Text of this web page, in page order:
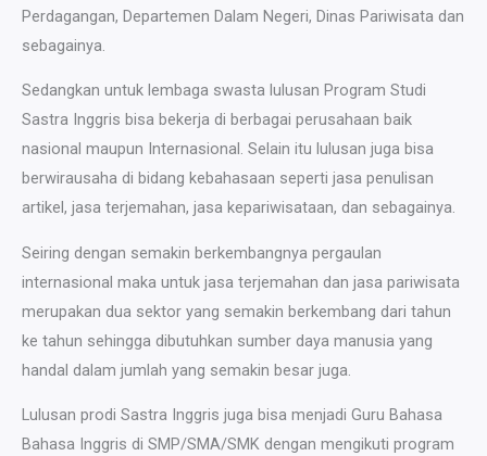
Perdagangan, Departemen Dalam Negeri, Dinas Pariwisata dan
sebagainya.
Sedangkan untuk lembaga swasta lulusan Program Studi
Sastra Inggris bisa bekerja di berbagai perusahaan baik
nasional maupun Internasional. Selain itu lulusan juga bisa
berwirausaha di bidang kebahasaan seperti jasa penulisan
artikel, jasa terjemahan, jasa kepariwisataan, dan sebagainya.
Seiring dengan semakin berkembangnya pergaulan
internasional maka untuk jasa terjemahan dan jasa pariwisata
merupakan dua sektor yang semakin berkembang dari tahun
ke tahun sehingga dibutuhkan sumber daya manusia yang
handal dalam jumlah yang semakin besar juga.
Lulusan prodi Sastra Inggris juga bisa menjadi Guru Bahasa
Bahasa Inggris di SMP/SMA/SMK dengan mengikuti program